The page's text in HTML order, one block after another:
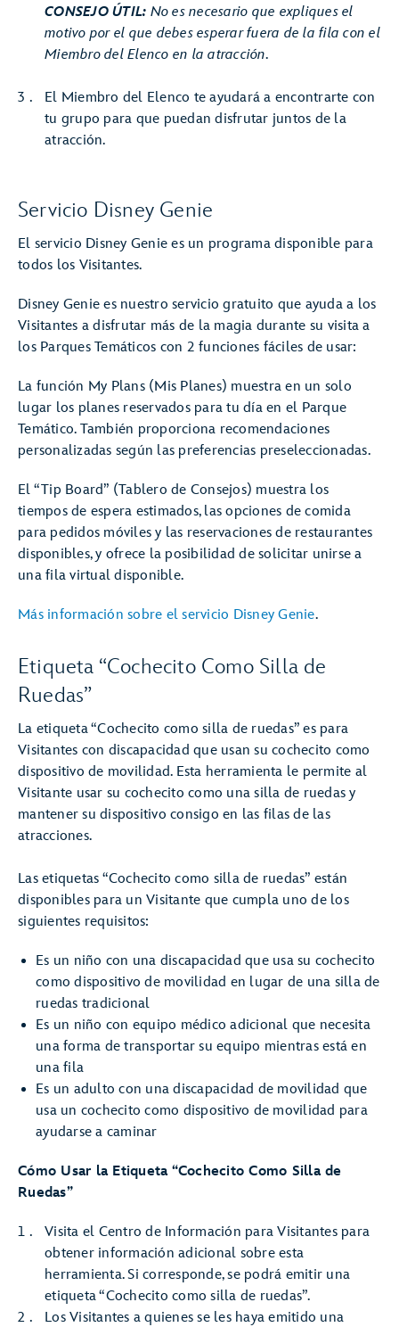
CONSEJO ÚTIL: No es necesario que expliques el
motivo por el que debes esperar fuera de la fila con el
Miembro del Elenco en la atracción.
El Miembro del Elenco te ayudará a encontrarte con
tu grupo para que puedan disfrutar juntos de la
atracción.
Servicio Disney Genie
El servicio Disney Genie es un programa disponible para
todos los Visitantes.
Disney Genie es nuestro servicio gratuito que ayuda a los
Visitantes a disfrutar más de la magia durante su visita a
los Parques Temáticos con 2 funciones fáciles de usar:
La función My Plans (Mis Planes) muestra en un solo
lugar los planes reservados para tu día en el Parque
Temático. También proporciona recomendaciones
personalizadas según las preferencias preseleccionadas.
El “Tip Board” (Tablero de Consejos) muestra los
tiempos de espera estimados, las opciones de comida
para pedidos móviles y las reservaciones de restaurantes
disponibles, y ofrece la posibilidad de solicitar unirse a
una fila virtual disponible.
Más información sobre el servicio Disney Genie.
Etiqueta “Cochecito Como Silla de
Ruedas”
La etiqueta “Cochecito como silla de ruedas” es para
Visitantes con discapacidad que usan su cochecito como
dispositivo de movilidad. Esta herramienta le permite al
Visitante usar su cochecito como una silla de ruedas y
mantener su dispositivo consigo en las filas de las
atracciones.
Las etiquetas “Cochecito como silla de ruedas” están
disponibles para un Visitante que cumpla uno de los
siguientes requisitos:
Es un niño con una discapacidad que usa su cochecito
como dispositivo de movilidad en lugar de una silla de
ruedas tradicional
Es un niño con equipo médico adicional que necesita
una forma de transportar su equipo mientras está en
una fila
Es un adulto con una discapacidad de movilidad que
usa un cochecito como dispositivo de movilidad para
ayudarse a caminar
Cómo Usar la Etiqueta “Cochecito Como Silla de
Ruedas”
Visita el Centro de Información para Visitantes para
obtener información adicional sobre esta
herramienta. Si corresponde, se podrá emitir una
etiqueta “Cochecito como silla de ruedas”.
Los Visitantes a quienes se les haya emitido una